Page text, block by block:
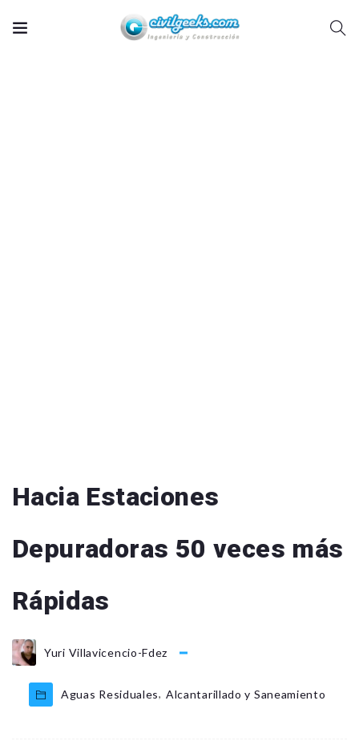
Hacia Estaciones
Depuradoras 50 veces más
Rápidas
Yuri Villavicencio-Fdez
Aguas Residuales, Alcantarillado y Saneamiento